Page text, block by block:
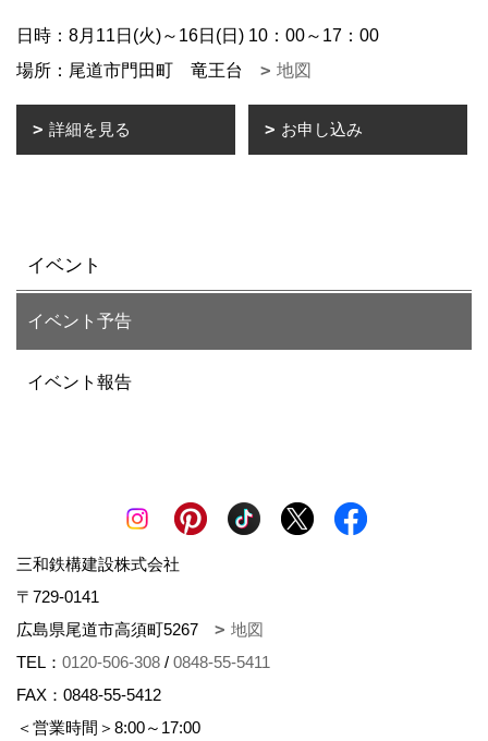
日時：8月11日(火)～16日(日) 10：00～17：00
場所：尾道市門田町 竜王台
地図
詳細を見る お申し込み
イベント
イベント予告
イベント報告
三和鉄構建設株式会社
〒729-0141
広島県尾道市高須町5267
地図
TEL： 0120-506-308 / 0848-55-5411
FAX：0848-55-5412
＜営業時間＞8:00～17:00